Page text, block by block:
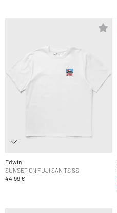
Edwin
SUNSET ON FUJI SAN TS SS
44,99 €